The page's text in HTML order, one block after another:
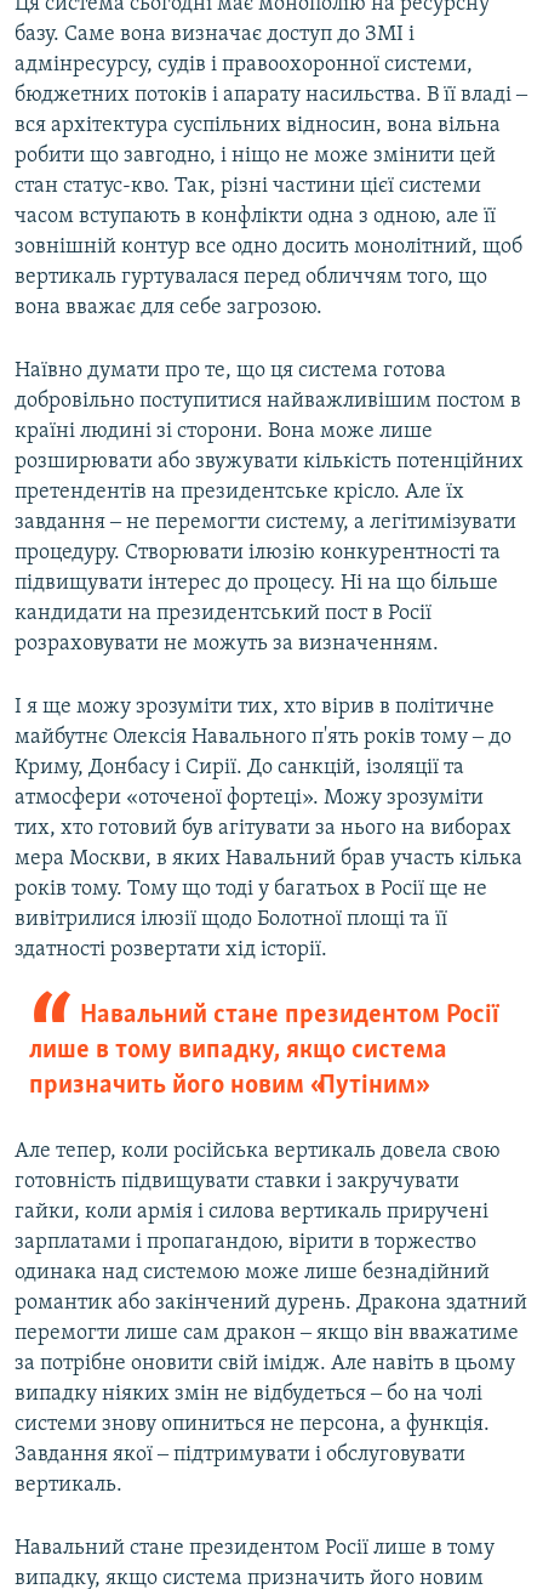
Ця система сьогодні має монополію на ресурсну
базу. Саме вона визначає доступ до ЗМІ і
адмінресурсу, судів і правоохоронної системи,
бюджетних потоків і апарату насильства. В її владі ‒
вся архітектура суспільних відносин, вона вільна
робити що завгодно, і ніщо не може змінити цей
стан статус-кво. Так, різні частини цієї системи
часом вступають в конфлікти одна з одною, але її
зовнішній контур все одно досить монолітний, щоб
вертикаль гуртувалася перед обличчям того, що
вона вважає для себе загрозою.
Наївно думати про те, що ця система готова
добровільно поступитися найважливішим постом в
країні людині зі сторони. Вона може лише
розширювати або звужувати кількість потенційних
претендентів на президентське крісло. Але їх
завдання ‒ не перемогти систему, а легітимізувати
процедуру. Створювати ілюзію конкурентності та
підвищувати інтерес до процесу. Ні на що більше
кандидати на президентський пост в Росії
розраховувати не можуть за визначенням.
І я ще можу зрозуміти тих, хто вірив в політичне
майбутнє Олексія Навального п'ять років тому ‒ до
Криму, Донбасу і Сирії. До санкцій, ізоляції та
атмосфери «оточеної фортеці». Можу зрозуміти
тих, хто готовий був агітувати за нього на виборах
мера Москви, в яких Навальний брав участь кілька
років тому. Тому що тоді у багатьох в Росії ще не
вивітрилися ілюзії щодо Болотної площі та її
здатності розвертати хід історії.
Навальний стане президентом Росії
лише в тому випадку, якщо система
призначить його новим «Путіним»
Але тепер, коли російська вертикаль довела свою
готовність підвищувати ставки і закручувати
гайки, коли армія і силова вертикаль приручені
зарплатами і пропагандою, вірити в торжество
одинака над системою може лише безнадійний
романтик або закінчений дурень. Дракона здатний
перемогти лише сам дракон ‒ якщо він вважатиме
за потрібне оновити свій імідж. Але навіть в цьому
випадку ніяких змін не відбудеться ‒ бо на чолі
системи знову опиниться не персона, а функція.
Завдання якої ‒ підтримувати і обслуговувати
вертикаль.
Навальний стане президентом Росії лише в тому
випадку, якщо система призначить його новим